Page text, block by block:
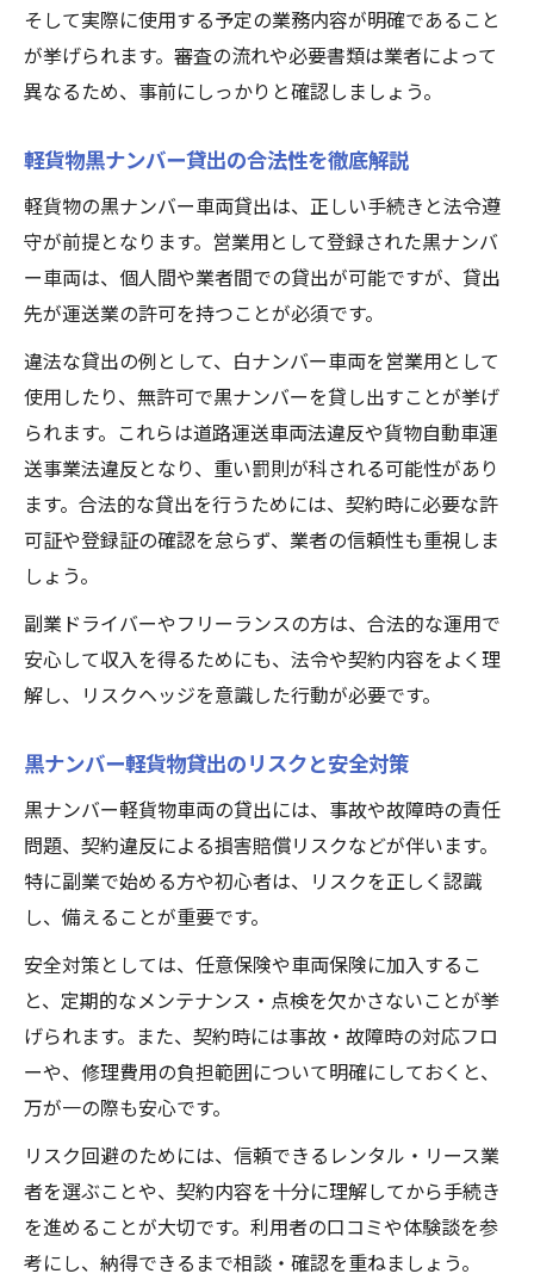
そして実際に使用する予定の業務内容が明確であること
が挙げられます。審査の流れや必要書類は業者によって
異なるため、事前にしっかりと確認しましょう。
軽貨物黒ナンバー貸出の合法性を徹底解説
軽貨物の黒ナンバー車両貸出は、正しい手続きと法令遵
守が前提となります。営業用として登録された黒ナンバ
ー車両は、個人間や業者間での貸出が可能ですが、貸出
先が運送業の許可を持つことが必須です。
違法な貸出の例として、白ナンバー車両を営業用として
使用したり、無許可で黒ナンバーを貸し出すことが挙げ
られます。これらは道路運送車両法違反や貨物自動車運
送事業法違反となり、重い罰則が科される可能性があり
ます。合法的な貸出を行うためには、契約時に必要な許
可証や登録証の確認を怠らず、業者の信頼性も重視しま
しょう。
副業ドライバーやフリーランスの方は、合法的な運用で
安心して収入を得るためにも、法令や契約内容をよく理
解し、リスクヘッジを意識した行動が必要です。
黒ナンバー軽貨物貸出のリスクと安全対策
黒ナンバー軽貨物車両の貸出には、事故や故障時の責任
問題、契約違反による損害賠償リスクなどが伴います。
特に副業で始める方や初心者は、リスクを正しく認識
し、備えることが重要です。
安全対策としては、任意保険や車両保険に加入するこ
と、定期的なメンテナンス・点検を欠かさないことが挙
げられます。また、契約時には事故・故障時の対応フロ
ーや、修理費用の負担範囲について明確にしておくと、
万が一の際も安心です。
リスク回避のためには、信頼できるレンタル・リース業
者を選ぶことや、契約内容を十分に理解してから手続き
を進めることが大切です。利用者の口コミや体験談を参
考にし、納得できるまで相談・確認を重ねましょう。